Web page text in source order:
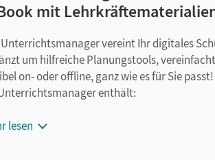
mit
vereint Ihr digitales
um hilfreiche Planungstools,
on- oder offline, ganz wie es für Sie passt!
enthält:
E-Book
lesen